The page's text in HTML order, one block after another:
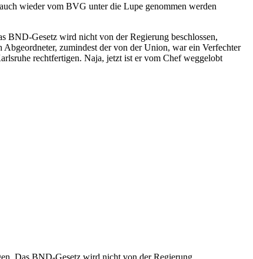
wieder vom BVG unter die Lupe genommen werden
BND-Gesetz wird nicht von der Regierung beschlossen,
zumindest der von der Union, war ein Verfechter
rechtfertigen. Naja, jetzt ist er vom Chef weggelobt
Das BND-Gesetz wird nicht von der Regierung